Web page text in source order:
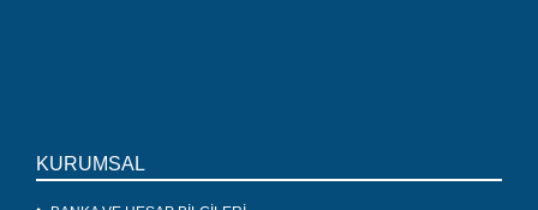
KURUMSAL